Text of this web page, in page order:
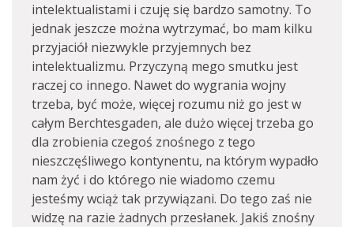
intelektualistami i czuję się bardzo samotny. To
jednak jeszcze można wytrzymać, bo mam kilku
przyjaciół niezwykle przyjemnych bez
intelektualizmu. Przyczyną mego smutku jest
raczej co innego. Nawet do wygrania wojny
trzeba, być może, więcej rozumu niż go jest w
całym Berchtesgaden, ale dużo więcej trzeba go
dla zrobienia czegoś znośnego z tego
nieszczęśliwego kontynentu, na którym wypadło
nam żyć i do którego nie wiadomo czemu
jesteśmy wciąż tak przywiązani. Do tego zaś nie
widzę na razie żadnych przesłanek. Jakiś znośny